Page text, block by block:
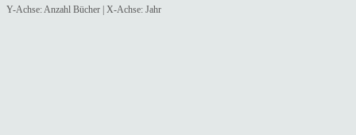
Y-Achse: Anzahl Bücher | X-Achse: Jahr